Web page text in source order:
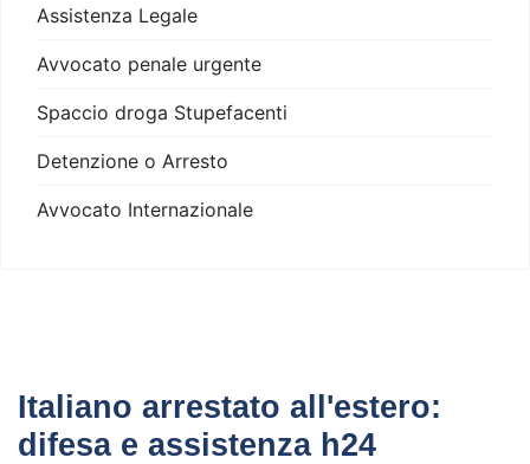
Assistenza Legale
Avvocato penale urgente
Spaccio droga Stupefacenti
Detenzione o Arresto
Avvocato Internazionale
Italiano arrestato all'estero:
difesa e assistenza h24